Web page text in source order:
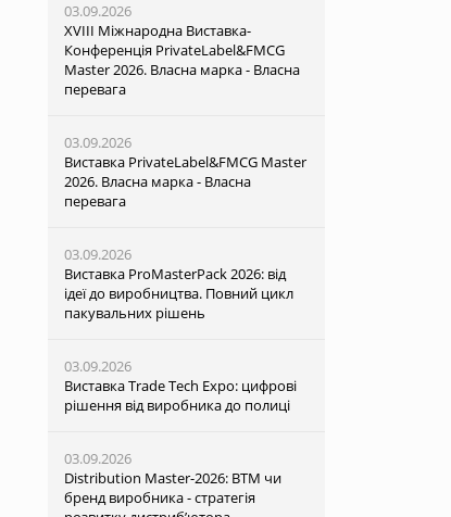
03.09.2026
XVІІI Міжнародна Виставка-
Конференція PrivateLabel&FMCG
Master 2026. Власна марка - Власна
перевага
03.09.2026
Виставка PrivateLabel&FMCG Master
2026. Власна марка - Власна
перевага
03.09.2026
Виставка ProMasterPack 2026: від
ідеї до виробництва. Повний цикл
пакувальних рішень
03.09.2026
Виставка Trade Tech Expo: цифрові
рішення від виробника до полиці
03.09.2026
Distribution Master-2026: ВТМ чи
бренд виробника - стратегія